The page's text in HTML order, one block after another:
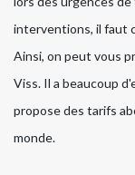
interventions, il faut
Ainsi, on peut vous
Viss. Il a beaucoup
propose des tarifs
monde.